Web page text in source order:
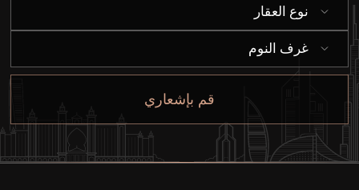
من نحن
نوع العقار
غرف النوم
قم بإشعاري